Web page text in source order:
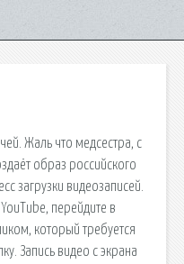
Жаль что медсестра, с
образ российского
загрузки видеозаписей.
перейдите в
который требуется
Запись видео с экрана